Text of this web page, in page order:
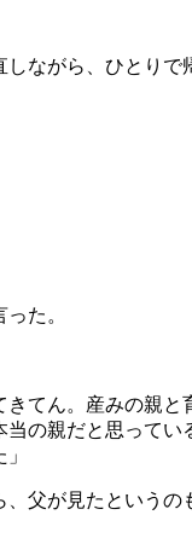
しながら、ひとりで
た。
きてん。産みの親と
の親だと思ってい
、父が見たというの